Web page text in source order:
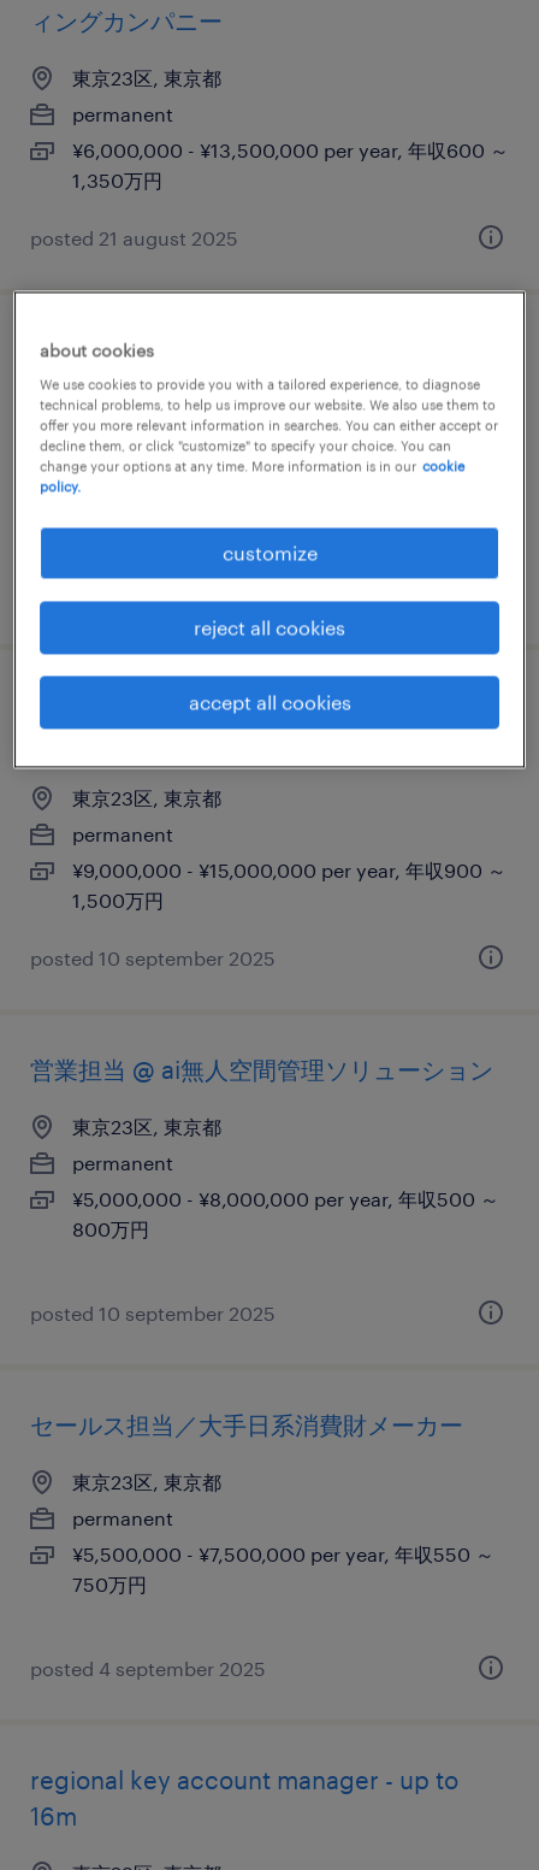
ィングカンパニー
東京23区, 東京都
permanent
¥6,000,000 - ¥13,500,000 per year, 年収600 ～
1,350万円
posted 21 august 2025
アカウントエグゼクティブ
東京23区, 東京都
permanent
¥9,000,000 - ¥15,000,000 per year, 年収900 ～
【アカウントエグゼクティブ】戦略的セー
東京23区, 東京都
permanent
¥9,000,000 - ¥15,000,000 per year, 年収900 ～
1,500万円
posted 10 september 2025
営業担当 @ ai無人空間管理ソリューション
東京23区, 東京都
permanent
¥5,000,000 - ¥8,000,000 per year, 年収500 ～
800万円
posted 10 september 2025
セールス担当／大手日系消費財メーカー
東京23区, 東京都
permanent
¥5,500,000 - ¥7,500,000 per year, 年収550 ～
750万円
posted 4 september 2025
regional key account manager - up to
16m
about cookies
We use cookies to provide you with a tailored experience, to diagnose
technical problems, to help us improve our website. We also use them to
offer you more relevant information in searches. You can either accept or
decline them, or click "customize" to specify your choice. You can
change your options at any time. More information is in our cookie
policy.
customize
reject all cookies
accept all cookies